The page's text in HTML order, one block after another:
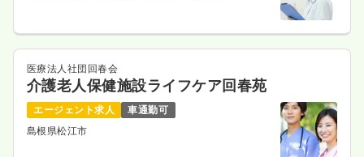
医療法人社団回春会
介護老人保健施設ライフケア回春苑
エージェント求人
車通勤可
島根県松江市